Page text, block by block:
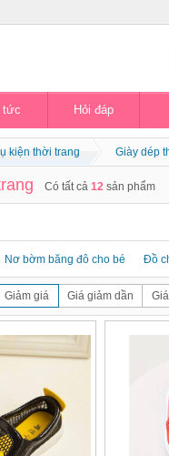
tức Hỏi đáp
kiện thời trang Giày dép
Có tất cả 12 sản phẩm
Nơ bờm băng đô cho bé Đồ
Giảm giá Giá giảm dần